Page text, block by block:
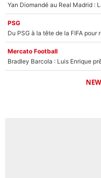
Yan Diomandé au Real Madrid :
PSG
Mercato Football